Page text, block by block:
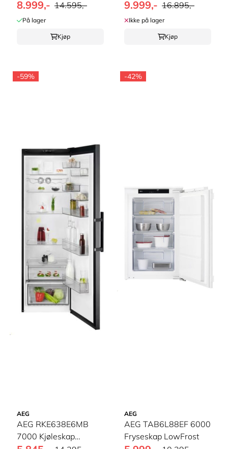
NoFrost
8.999,- 14.595,-
På lager
Kjøp
Integrert ...
9.999,- 16.895,-
Ikke på lager
Kjøp
-59%
AEG
AEG RKE638E6MB
7000 Kjøleskap
-42%
AEG
AEG TAB6L88EF 6000
Fryseskap LowFrost